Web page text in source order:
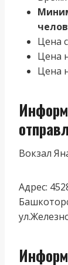
Цена
Цена
Цена
Вокзал
Адрес: